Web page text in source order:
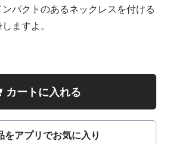
パクトのあるネックレスを付ける
ますよ。
カートに入れる
をアプリでお気に入り